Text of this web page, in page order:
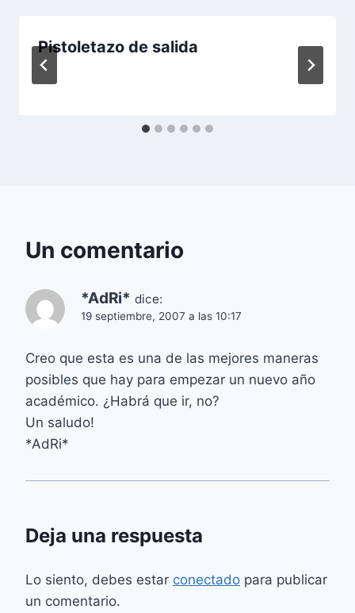
Pistoletazo de salida
Un comentario
*AdRi* dice:
19 septiembre, 2007 a las 10:17
Creo que esta es una de las mejores maneras
posibles que hay para empezar un nuevo año
académico. ¿Habrá que ir, no?
Un saludo!
*AdRi*
Deja una respuesta
Lo siento, debes estar conectado para publicar
un comentario.